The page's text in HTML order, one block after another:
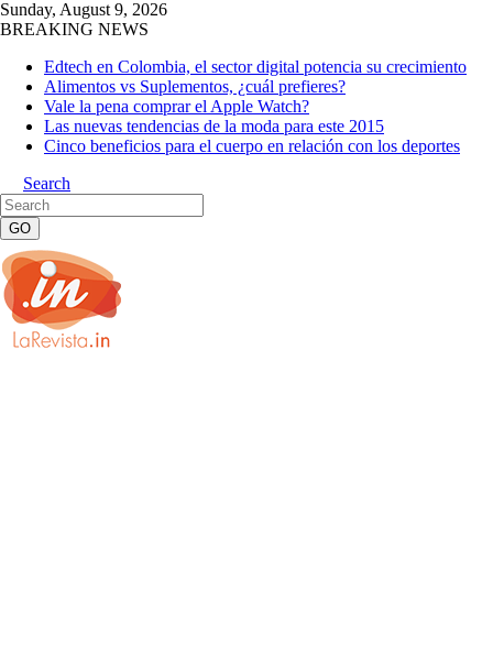
Sunday, August 9, 2026
BREAKING NEWS
Edtech en Colombia, el sector digital potencia su crecimiento
Alimentos vs Suplementos, ¿cuál prefieres?
Vale la pena comprar el Apple Watch?
Las nuevas tendencias de la moda para este 2015
Cinco beneficios para el cuerpo en relación con los deportes
Search